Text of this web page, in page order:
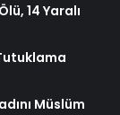
14 Yaralı
Müslüm